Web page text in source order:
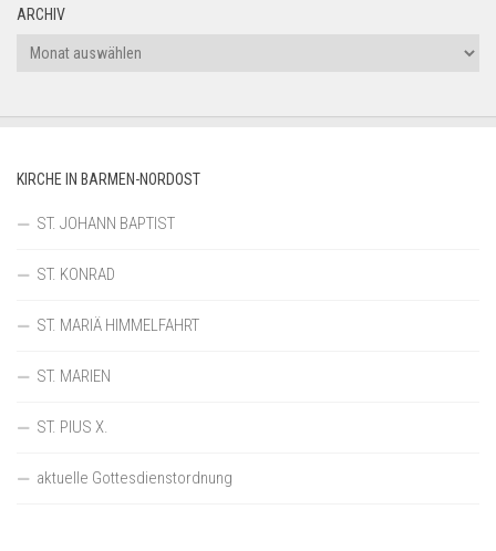
ARCHIV
Archiv
KIRCHE IN BARMEN-NORDOST
ST. JOHANN BAPTIST
ST. KONRAD
ST. MARIÄ HIMMELFAHRT
ST. MARIEN
ST. PIUS X.
aktuelle Gottesdienstordnung